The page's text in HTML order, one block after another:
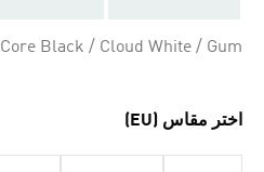
Core Black / Cloud White / Gum
اختر مقاس (EU)